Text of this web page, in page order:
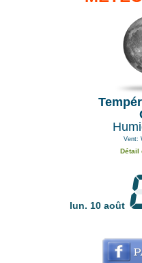
Vent:
Détail
lun. 10 août